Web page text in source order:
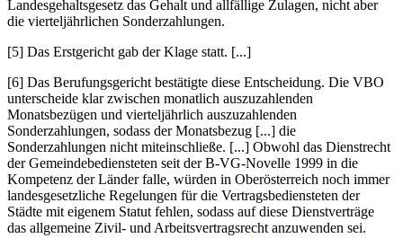
Landesgehaltsgesetz das Gehalt und allfällige Zulagen, nicht aber
die vierteljährlichen Sonderzahlungen.
[5] Das Erstgericht gab der Klage statt. [...]
[6] Das Berufungsgericht bestätigte diese Entscheidung. Die VBO
unterscheide klar zwischen monatlich auszuzahlenden
Monatsbezügen und vierteljährlich auszuzahlenden
Sonderzahlungen, sodass der Monatsbezug [...] die
Sonderzahlungen nicht miteinschließe. [...] Obwohl das Dienstrecht
der Gemeindebediensteten seit der B-VG-Novelle 1999 in die
Kompetenz der Länder falle, würden in Oberösterreich noch immer
landesgesetzliche Regelungen für die Vertragsbediensteten der
Städte mit eigenem Statut fehlen, sodass auf diese Dienstverträge
das allgemeine Zivil- und Arbeitsvertragsrecht anzuwenden sei.